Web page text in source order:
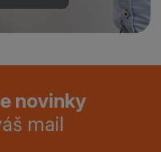
novinky
mail